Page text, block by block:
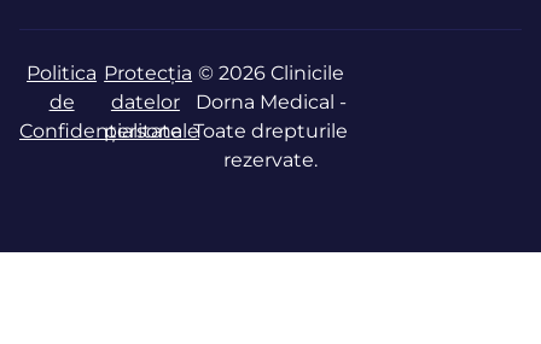
Politica
de
Confidențialitate
Protecția
datelor
personale
© 2026 Clinicile
Dorna Medical -
Toate drepturile
rezervate.